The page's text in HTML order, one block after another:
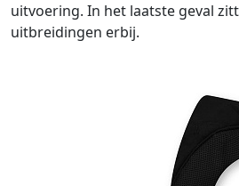
uitvoering. In het laatste geval
uitbreidingen erbij.